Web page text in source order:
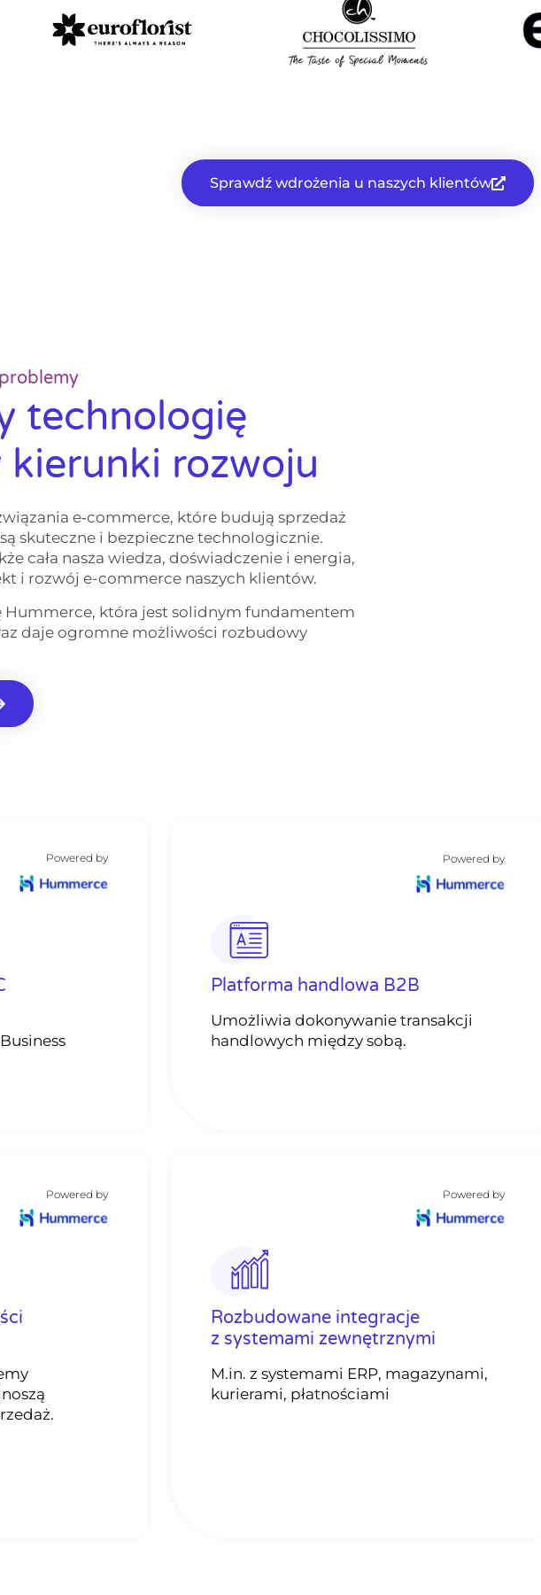
Sprawdź wdrożenia u naszych klientów
technologię
kierunki rozwoju
e‑commerce, które budują sprzedaż
skuteczne i bezpieczne technologicznie.
cała nasza wiedza, doświadczenie i energia,
i rozwój e-commerce naszych klientów.
która jest solidnym fundamentem
daje ogromne możliwości rozbudowy
Powered by Powered by
Platforma handlowa B2B
Umożliwia dokonywanie transakcji
handlowych między sobą.
Powered by Powered by
Rozbudowane integracje
z systemami zewnętrznymi
M.in. z systemami ERP, magazynami,
kurierami, płatnościami